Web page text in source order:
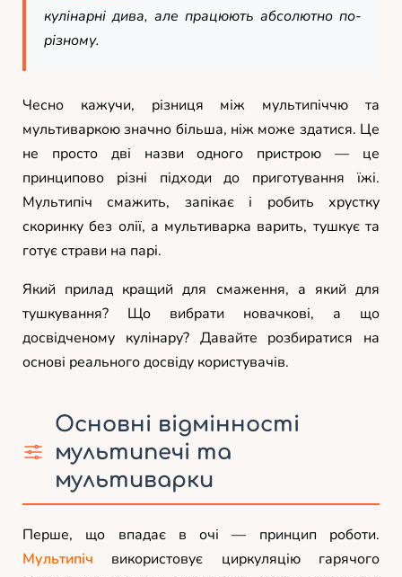
кулінарні дива, але працюють абсолютно по-
різному.
Чесно кажучи, різниця між мультипіччю та
мультиваркою значно більша, ніж може здатися. Це
не просто дві назви одного пристрою — це
принципово різні підходи до приготування їжі.
Мультипіч смажить, запікає і робить хрустку
скоринку без олії, а мультиварка варить, тушкує та
готує страви на парі.
Який прилад кращий для смаження, а який для
тушкування? Що вибрати новачкові, а що
досвідченому кулінару? Давайте розбиратися на
основі реального досвіду користувачів.
Основні відмінності
мультипечі та
мультиварки
Перше, що впадає в очі — принцип роботи.
Мультипіч використовує циркуляцію гарячого